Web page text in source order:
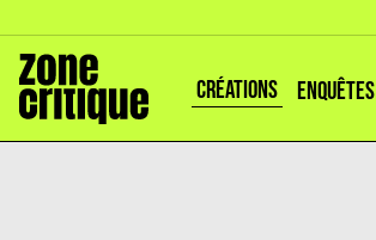
CRÉATIONS ENQUÊTES